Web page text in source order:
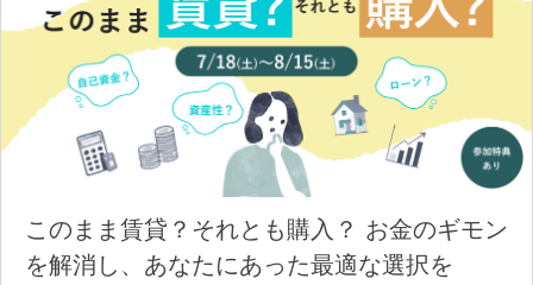
このまま賃貸？それとも購入？ お金のギモン
を解消し、あなたにあった最適な選択を